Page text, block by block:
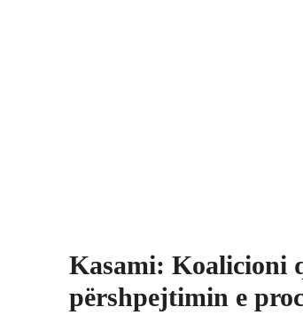
Kasami: Koalicioni
përshpejtimin e